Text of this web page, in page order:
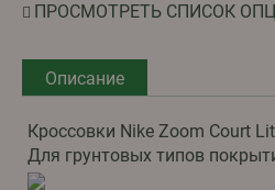
ПРОСМОТРЕТЬ СПИСОК
Описание
Кроссовки Nike Zoom Court
Для грунтовых типов